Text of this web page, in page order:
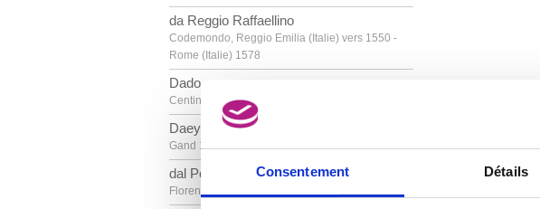
Consentement Détails
da Reggio Raffaellino
Codemondo, Reggio Emilia (Italie) vers 1550 -
Rome (Italie) 1578
Dado
Centinje (Monténégro, Yougoslavie) 1933
Daeye Hippolyte
Gand 1873 - Anvers 1952
dal Ponte Giovanni
Florence (Italie) 1385 - après 1437